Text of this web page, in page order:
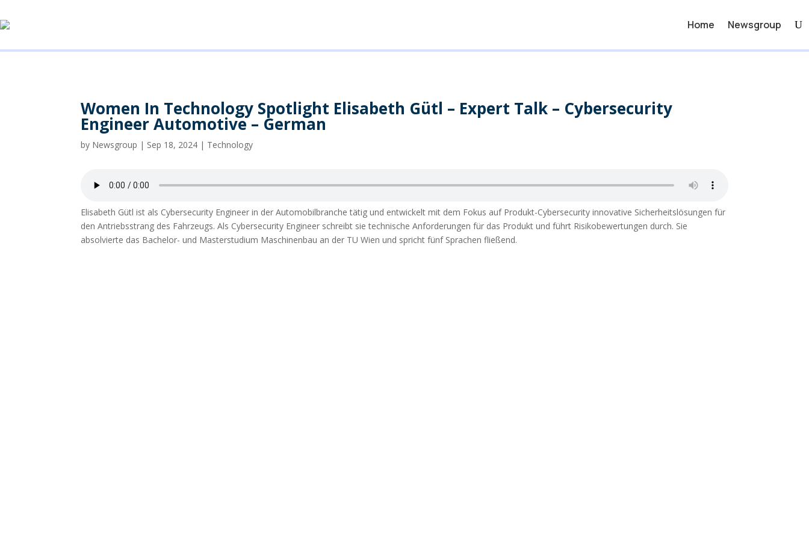
Home Newsgroup
Women In Technology Spotlight Elisabeth Gütl – Expert Talk – Cybersecurity
Engineer Automotive – German
by Newsgroup | Sep 18, 2024 | Technology
Elisabeth Gütl ist als Cybersecurity Engineer in der Automobilbranche tätig und entwickelt mit dem Fokus auf Produkt-Cybersecurity innovative Sicherheitslösungen für
den Antriebsstrang des Fahrzeugs. Als Cybersecurity Engineer schreibt sie technische Anforderungen für das Produkt und führt Risikobewertungen durch. Sie
absolvierte das Bachelor- und Masterstudium Maschinenbau an der TU Wien und spricht fünf Sprachen fließend.